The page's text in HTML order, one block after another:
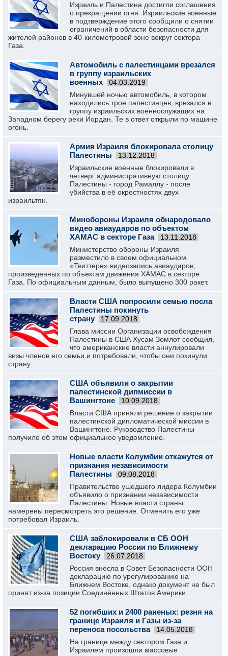
Израиль и Палестина достигли соглашения
о прекращении огня. Израильские военные
в подтверждение этого сообщили о снятии
ограничений в области безопасности для
жителей районов в 40-километровой зоне вокруг сектора
Газа.
Автомобиль с палестинцами врезался
в группу израильских
военных
04.03.2019
Минувшей ночью автомобиль, в котором
находились трое палестинцев, врезался в
группу израильских военнослужащих на
Западном берегу реки Иордан. Те в ответ открыли по машине
огонь.
Армия Израиля блокировала столицу
Палестины
13.12.2018
Израильские военные блокировали в
четверг административную столицу
Палестины - город Рамаллу - после
убийства в её окрестностях двух
израильтян.
Минобороны Израиля обнародовало
видео авиаударов по объектом
ХАМАС в секторе Газа
13.11.2018
Министерство обороны Израиля
разместило в своем официальном
«Твиттере» видеозапись авиаударов,
произведенных по объектам движения ХАМАС в секторе
Газа. По официальным данным, было выпущено 300 ракет.
Власти США попросили семью посла
Палестины покинуть
страну
17.09.2018
Глава миссии Организации освобождения
Палестины в США Хусам Зомлот сообщил,
что американские власти аннулировали
визы членов его семьи и потребовали, чтобы они покинули
страну.
США объявили о закрытии
палестинской дипмиссии в
Вашингтоне
10.09.2018
Власти США приняли решение о закрытии
палестинской дипломатической миссии в
Вашингтоне. Руководство Палестины
получило об этом официальное уведомление.
Новые власти Колумбии откажутся от
признания независимости
Палестины
09.08.2018
Правительство ушедшего лидера Колумбии
объявило о признании независимости
Палестины. Новые власти страны
намерены пересмотреть это решение. Отменить его уже
потребовал Израиль.
США заблокировали в СБ ООН
декларацию России по Ближнему
Востоку
26.07.2018
Россия внесла в Совет Безопасности ООН
декларацию по урегулированию на
Ближнем Востоке, однако документ не был
принят из-за позиции Соединённых Штатов Америки.
52 погибших и 2400 раненых: резня на
границе Израиля и Газы из-за
переноса посольства
14.05.2018
На границе между сектором Газа и
Израилем произошли массовые